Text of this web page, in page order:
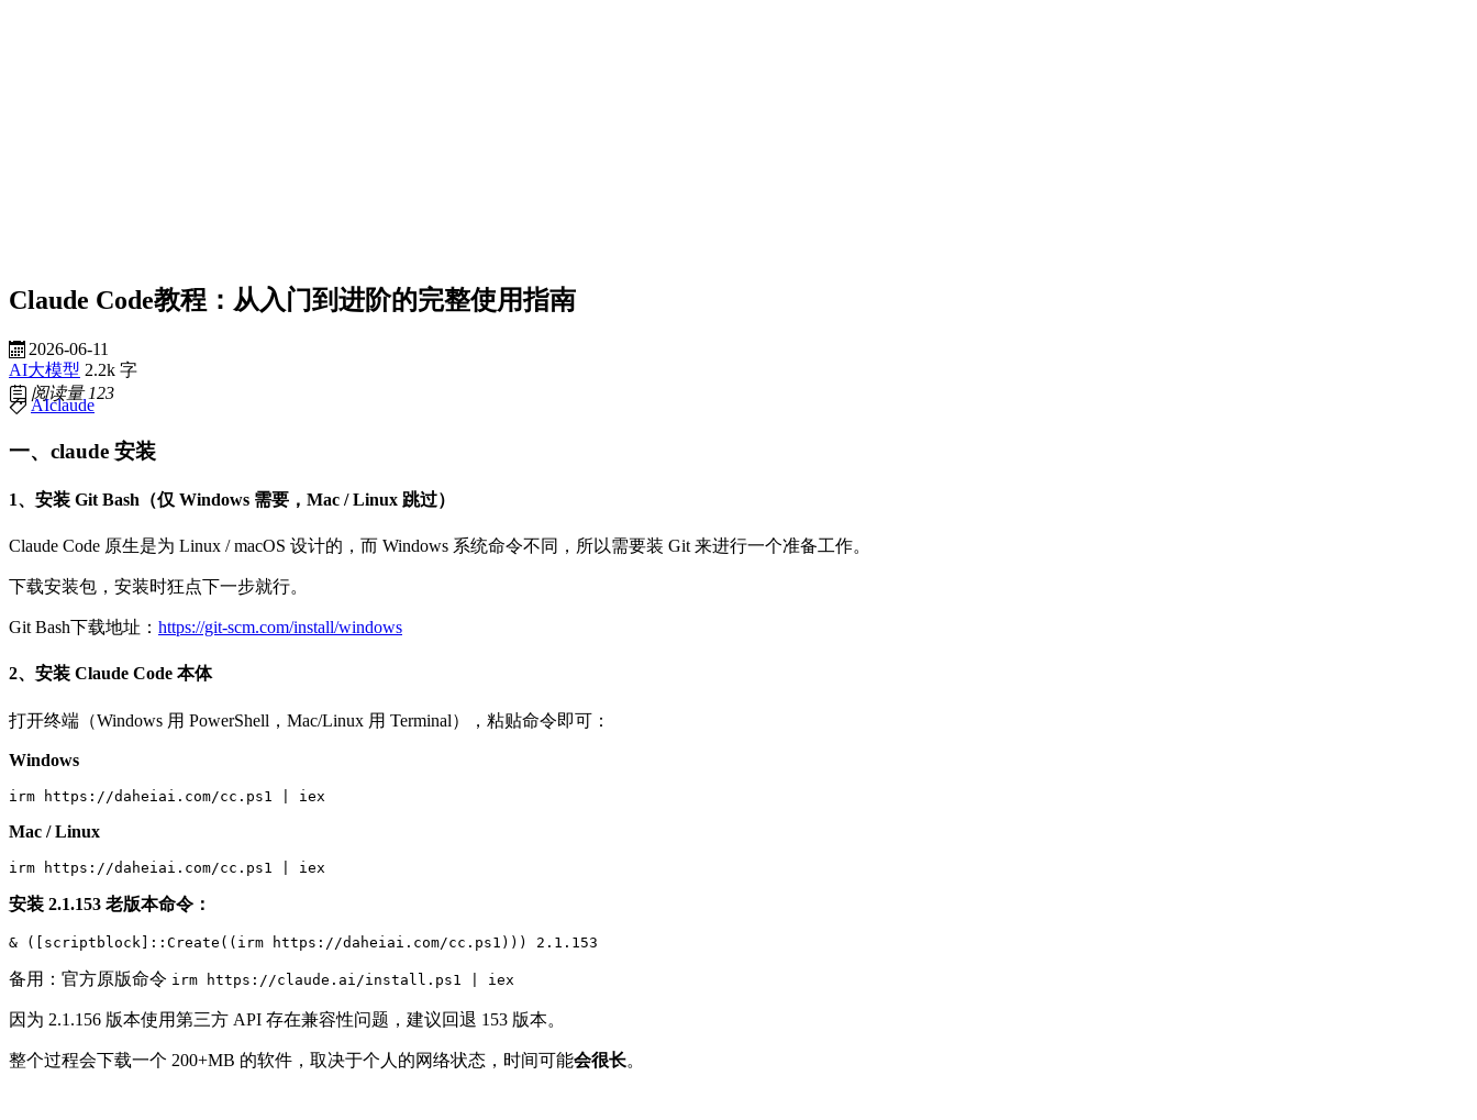
Claude Code教程：从入门到进阶的完整使用指南
2026-06-11
AI大模型 2.2k 字
阅读量 123
AIclaude
一、claude 安装
1、安装 Git Bash（仅 Windows 需要，Mac / Linux 跳过）
Claude Code 原生是为 Linux / macOS 设计的，而 Windows 系统命令不同，所以需要装 Git 来进行一个准备工作。
下载安装包，安装时狂点下一步就行。
Git Bash下载地址： https://git-scm.com/install/windows
2、安装 Claude Code 本体
打开终端（Windows 用 PowerShell，Mac/Linux 用 Terminal），粘贴命令即可：
Windows
irm https://daheiai.com/cc.ps1 | iex
Mac / Linux
irm https://daheiai.com/cc.ps1 | iex
安装 2.1.153 老版本命令：
& ([scriptblock]::Create((irm https://daheiai.com/cc.ps1))) 2.1.153
备用：官方原版命令 irm https://claude.ai/install.ps1 | iex
因为 2.1.156 版本使用第三方 API 存在兼容性问题，建议回退 153 版本。
整个过程会下载一个 200+MB 的软件，取决于个人的网络状态，时间可能会很长。